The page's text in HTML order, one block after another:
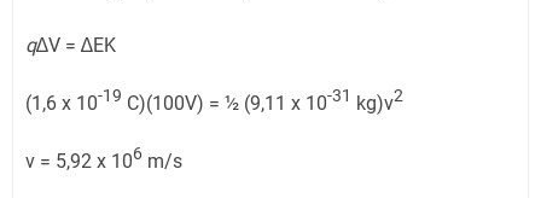
q∆V = ∆EK
(1,6 x 10-19 C)(100V) = ½ (9,11 x 10-31 kg)v2
v = 5,92 x 106 m/s